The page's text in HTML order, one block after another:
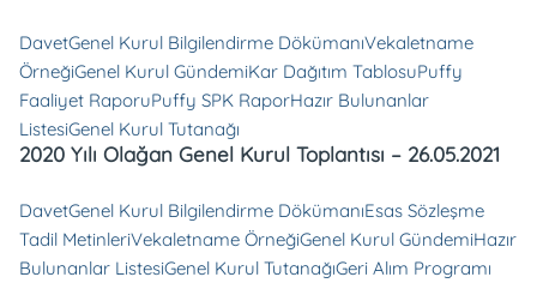
DavetGenel Kurul Bilgilendirme DökümanıVekaletname
ÖrneğiGenel Kurul GündemiKar Dağıtım TablosuPuffy
Faaliyet RaporuPuffy SPK RaporHazır Bulunanlar
ListesiGenel Kurul Tutanağı
2020 Yılı Olağan Genel Kurul Toplantısı – 26.05.2021
DavetGenel Kurul Bilgilendirme DökümanıEsas Sözleşme
Tadil MetinleriVekaletname ÖrneğiGenel Kurul GündemiHazır
Bulunanlar ListesiGenel Kurul TutanağıGeri Alım Programı